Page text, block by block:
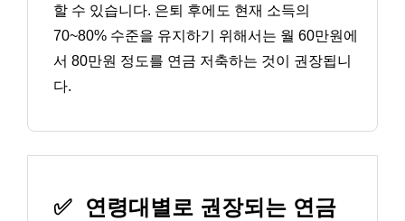
할 수 있습니다. 은퇴 후에도 현재 소득의
70~80% 수준을 유지하기 위해서는 월 60만원에
서 80만원 정도를 연금 저축하는 것이 권장됩니
다.
✅
연령대별로 권장되는 연금